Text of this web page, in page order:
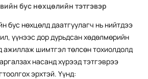
бус нөхцөлийн тэтгэвэр
бус нөхцөлд даатгуулагч нь нийтдээ
үүнээс дор дурьдсан хөдөлмөрийн
ажиллаж шимтгэл төлсөн тохиолдолд
насанд хүрээд тэтгэврээ
эрхтэй. Үүнд: